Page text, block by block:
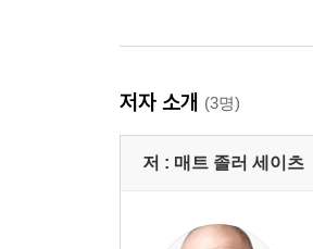
저자 소개 (3명)
저 : 매트 졸러 세이츠